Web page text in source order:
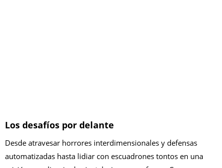
Los desafíos por delante
Desde atravesar horrores interdimensionales y defensas
automatizadas hasta lidiar con escuadrones tontos en una